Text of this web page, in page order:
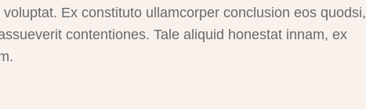
Ex constituto ullamcorper conclusion eos quodsi,
contentiones. Tale aliquid honestat innam, ex